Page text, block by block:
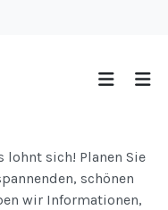
lohnt sich! Planen Sie
schönen
wir Informationen,